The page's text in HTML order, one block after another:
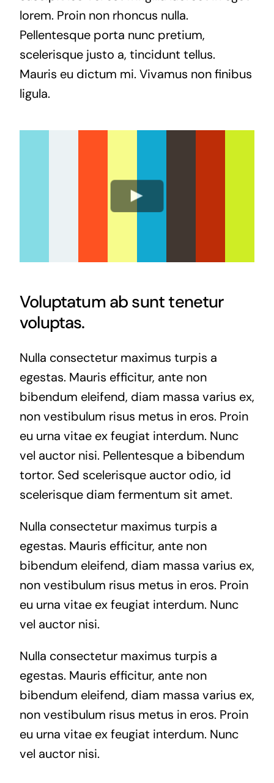
lorem. Proin non rhoncus nulla.
Pellentesque porta nunc pretium,
scelerisque justo a, tincidunt tellus.
Mauris eu dictum mi. Vivamus non finibus
ligula.
Voluptatum ab sunt tenetur
voluptas.
Nulla consectetur maximus turpis a
egestas. Mauris efficitur, ante non
bibendum eleifend, diam massa varius ex,
non vestibulum risus metus in eros. Proin
eu urna vitae ex feugiat interdum. Nunc
vel auctor nisi. Pellentesque a bibendum
tortor. Sed scelerisque auctor odio, id
scelerisque diam fermentum sit amet.
Nulla consectetur maximus turpis a
egestas. Mauris efficitur, ante non
bibendum eleifend, diam massa varius ex,
non vestibulum risus metus in eros. Proin
eu urna vitae ex feugiat interdum. Nunc
vel auctor nisi.
Nulla consectetur maximus turpis a
egestas. Mauris efficitur, ante non
bibendum eleifend, diam massa varius ex,
non vestibulum risus metus in eros. Proin
eu urna vitae ex feugiat interdum. Nunc
vel auctor nisi.